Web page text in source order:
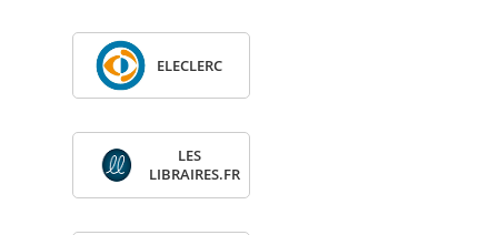
ELE­CLERC
LES
LIBRAIRES.FR